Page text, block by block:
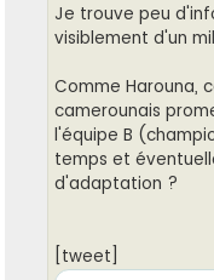
Je trouve peu
visiblement d'un
Comme Harouna,
camerounais
l'équipe B
temps et
d'adaptation ?
[tweet]